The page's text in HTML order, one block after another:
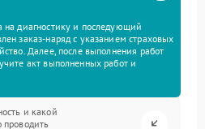
на диагностику и последующий
заказ-наряд с указанием страховых
Далее, после выполнения работ
акт выполненных работ и
и какой